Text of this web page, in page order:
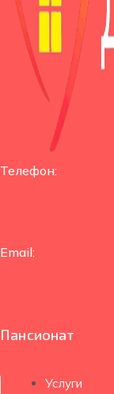
Телефон:
Email:
Пансионат
Услуги